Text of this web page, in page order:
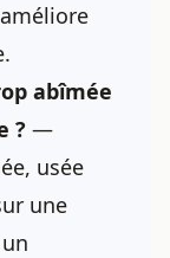
abîmée
? —
usée
une